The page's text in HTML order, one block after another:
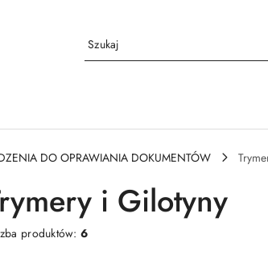
DO OPRAWIANIA DOKUMENTÓW
i Gilotyny
produktów:6